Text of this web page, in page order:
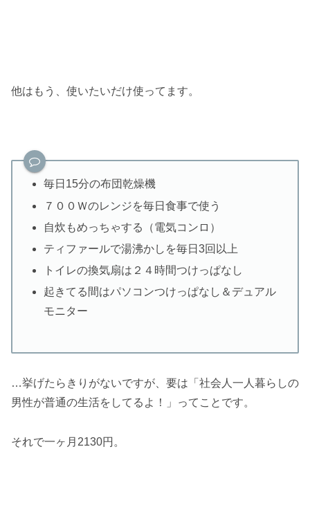
他はもう、使いたいだけ使ってます。
毎日15分の布団乾燥機
７００Ｗのレンジを毎日食事で使う
自炊もめっちゃする（電気コンロ）
ティファールで湯沸かしを毎日3回以上
トイレの換気扇は２４時間つけっぱなし
起きてる間はパソコンつけっぱなし＆デュアル
モニター
…挙げたらきりがないですが、要は「社会人一人暮らしの
男性が普通の生活をしてるよ！」ってことです。
それで一ヶ月2130円。